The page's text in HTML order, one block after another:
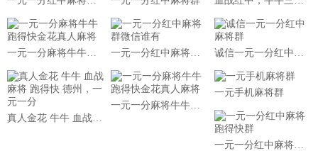
一元一分麻将牛牛跑得快金花真人麻将 一元一分红中麻将群微信谁有 诚信一元一分红中麻将群
真人金花 牛牛 血战麻将 跑得快 德州，一元一分
一元一分麻将牛牛跑得快金花真人麻将
一元手机麻将群
一元一分红中麻将跑得快群